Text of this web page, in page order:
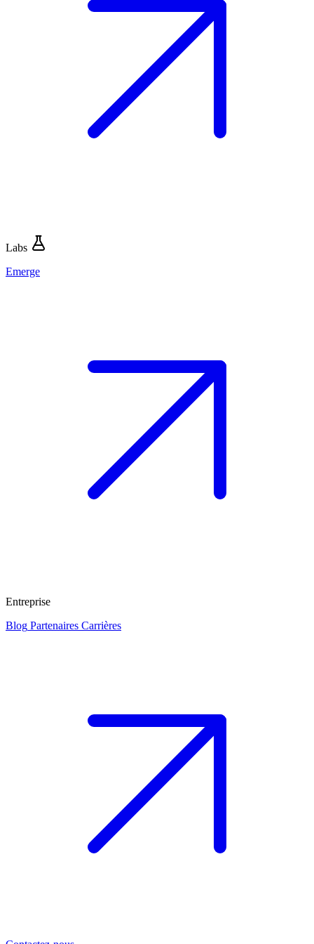
Labs
Emerge
Entreprise
Blog Partenaires Carrières